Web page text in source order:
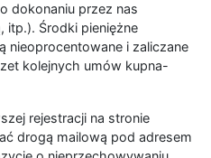
dokonaniu przez nas
itp.). Środki pieniężne
nieoprocentowane i zaliczane
kolejnych umów kupna-
rejestracji na stronie
drogą mailową pod adresem